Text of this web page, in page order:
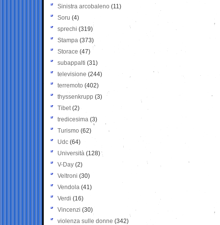
Sinistra arcobaleno (11)
Soru (4)
sprechi (319)
Stampa (373)
Storace (47)
subappalti (31)
televisione(244)
terremoto (402)
thyssenkrupp (3)
Tibet(2)
tredicesima (3)
Turismo (62)
Udc (64)
Università (128)
V-Day (2)
Veltroni (30)
Vendola (41)
Verdi (16)
Vincenzi (30)
violenza sulle donne (342)